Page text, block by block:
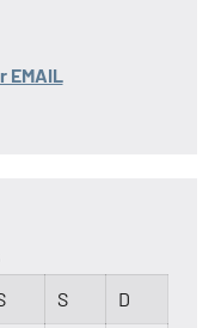
S D